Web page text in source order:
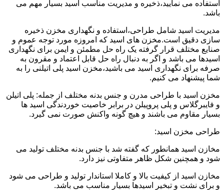
استفاده می نمایید،ذخیره و مدیریت مناسب اسید بسیار مهم می
باشد.
مدیریت اسید شامل طراحی،استفاده و نگهداری مخزن ذخیره
سازی دقیق است.مخزن های اسید که امروزه مورد توجه عموم و
صنایع مختلف قرار گرفته یک راه حل مطمئن و ایمن برای نگهداری
اسیدها می باشد و اگر به دنبال راه حل قابل اعتماد و مقرون به
صرفه برای نگهداری اسید می باشید،مخزن اسید پلی اتیلنی را به
شما پیشنهاد می کنیم.
مخزن اسید با طراحی مدرن و جنس بدنه مختلف از جمله: پلی اتیلن
و فایبرگلاس و پلی پروپیلن در برابر خاصیت خوردندگی اسید ها
بسیار مقاوم می باشند و هیچ گونه واکنش صورت نمی گیرد.
طراحی مخزن اسید:
مخازن اسید همانطور که گفته شد با جنس بدنه مختلف تولید می
شود و همچنین شکل ظاهر متفاوتی نیز دارد.
مخازن اسید از کیفیت بالا و کاملا استاندار تولید و طراحی می شود
و برای نشت و تبخیر اسیدها بسیار مناسب می باشد.